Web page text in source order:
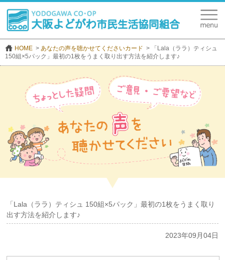
HOME あなたの声を聴かせてくださいカード
「Lala（ララ）ティシュ
150組×5パック」最初の1枚をうまく取り出す方法を紹介します♪
「Lala（ララ）ティシュ 150組×5パック」最初の1枚をうまく取り
出す方法を紹介します♪
2023年09月04日